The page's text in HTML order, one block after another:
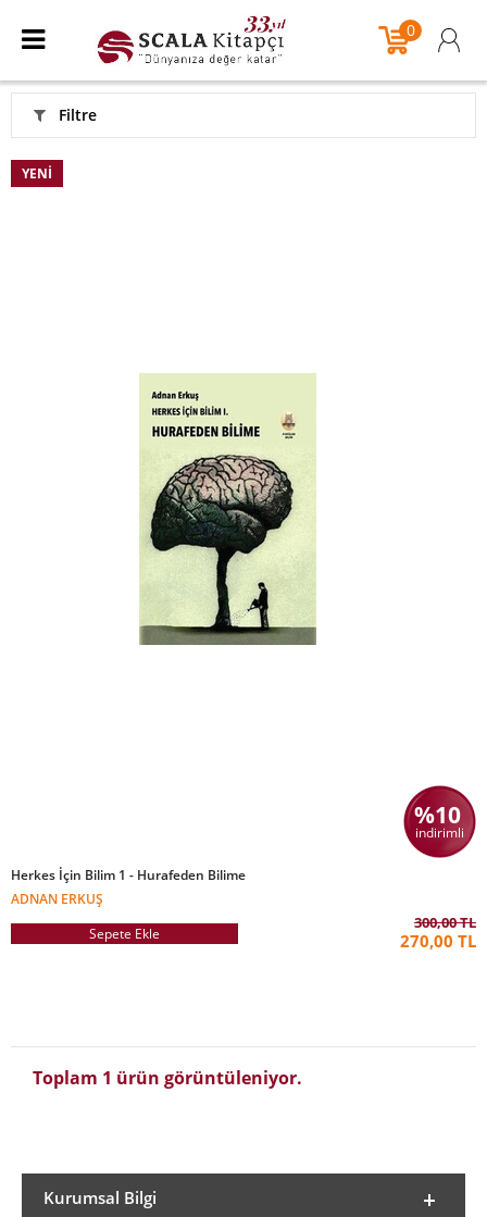
0
Filtre
%10
indirimli
YENI
Herkes İçin Bilim 1 - Hurafeden Bilime
ADNAN ERKUŞ
Sepete Ekle
300,00 TL
270,00 TL
Toplam 1 ürün görüntüleniyor.
Kurumsal Bilgi